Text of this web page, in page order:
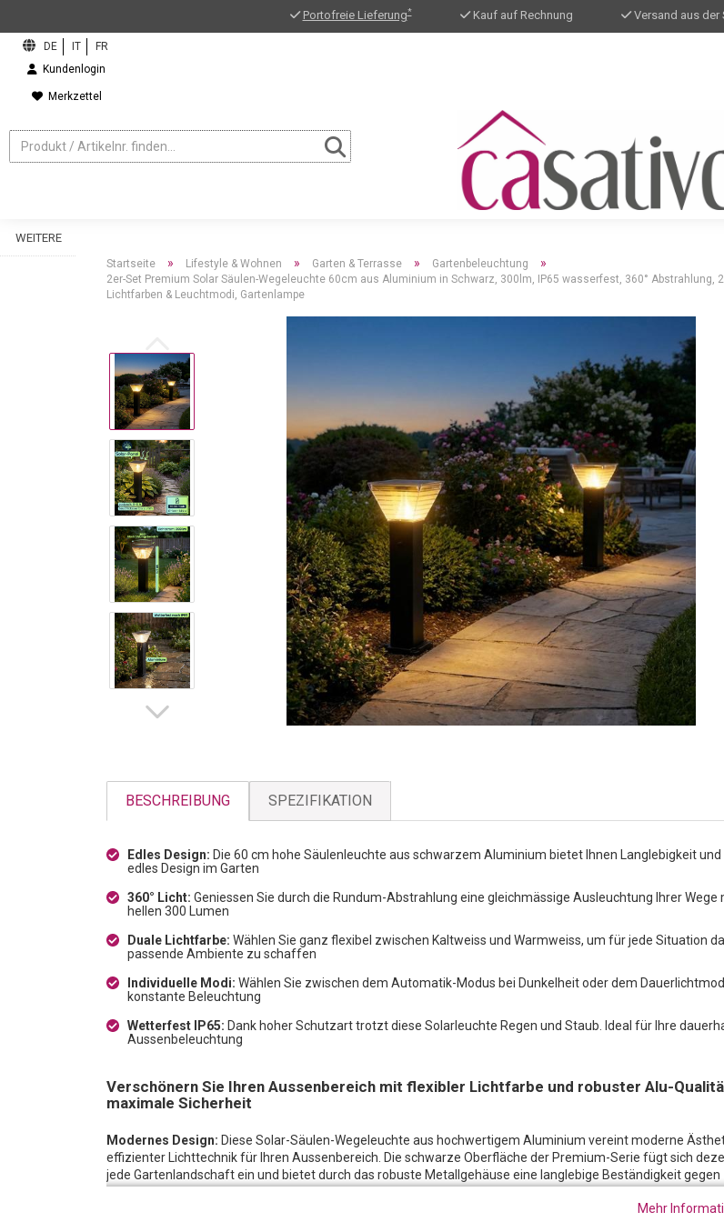
Portofreie Lieferung* Kauf auf Rechnung Versand aus der
Kundenlogin
Merkzettel
WEITERE
Startseite » Lifestyle & Wohnen » Garten & Terrasse » Gartenbeleuchtung »
2er-Set Premium Solar Säulen-Wegeleuchte 60cm aus Aluminium in Schwarz, 300lm, IP65 wasserfest, 360° Abstrahlung, 2
Lichtfarben & Leuchtmodi, Gartenlampe
BESCHREIBUNG SPEZIFIKATION
Edles Design: Die 60 cm hohe Säulenleuchte aus schwarzem Aluminium bietet Ihnen Langlebigkeit und
edles Design im Garten
360° Licht: Geniessen Sie durch die Rundum-Abstrahlung eine gleichmässige Ausleuchtung Ihrer Wege
hellen 300 Lumen
Duale Lichtfarbe: Wählen Sie ganz flexibel zwischen Kaltweiss und Warmweiss, um für jede Situation
passende Ambiente zu schaffen
Individuelle Modi: Wählen Sie zwischen dem Automatik-Modus bei Dunkelheit oder dem
konstante Beleuchtung
Wetterfest IP65: Dank hoher Schutzart trotzt diese Solarleuchte Regen und Staub. Ideal für Ihre
Aussenbeleuchtung
Verschönern Sie Ihren Aussenbereich mit flexibler Lichtfarbe und robuster Alu-
maximale Sicherheit
Modernes Design: Diese Solar-Säulen-Wegeleuchte aus hochwertigem Aluminium vereint moderne
effizienter Lichttechnik für Ihren Aussenbereich. Die schwarze Oberfläche der Premium-Serie fügt sich
jede Gartenlandschaft ein und bietet durch das robuste Metallgehäuse eine langlebige Beständigkeit gegen
Das robuste Gehäuse schützt zuverlässig vor Witterungseinflüssen, während die
Mehr